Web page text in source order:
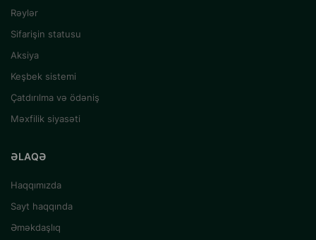
Rəylər
Sifarişin statusu
Aksiya
Keşbek sistemi
Çatdırılma və ödəniş
Məxfilik siyasəti
ƏLAQƏ
Haqqımızda
Sayt haqqında
Əməkdaşlıq